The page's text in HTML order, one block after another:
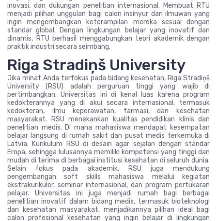
inovasi, dan dukungan penelitian internasional. Membuat RTU
menjadi pilihan unggulan bagi calon insinyur dan ilmuwan yang
ingin mengembangkan keterampilan mereka sesuai dengan
standar global. Dengan lingkungan belajar yang inovatif dan
dinamis, RTU berhasil menggabungkan teori akademik dengan
praktik industri secara seimbang.
Riga Stradiņš University
Jika minat Anda terfokus pada bidang kesehatan, Riga Stradiņš
University (RSU) adalah perguruan tinggi yang wajib di
pertimbangkan. Universitas ini di kenal luas karena program
kedokterannya yang di akui secara internasional, termasuk
kedokteran, ilmu keperawatan, farmasi, dan kesehatan
masyarakat. RSU menekankan kualitas pendidikan klinis dan
penelitian medis. Di mana mahasiswa mendapat kesempatan
belajar langsung di rumah sakit dan pusat medis terkemuka di
Latvia. Kurikulum RSU di desain agar sejalan dengan standar
Eropa, sehingga lulusannya memiliki kompetensi yang tinggi dan
mudah di terima di berbagai institusi kesehatan di seluruh dunia.
Selain fokus pada akademik, RSU juga mendukung
pengembangan soft skills mahasiswa melalui kegiatan
ekstrakurikuler, seminar internasional, dan program pertukaran
pelajar. Universitas ini juga menjadi rumah bagi berbagai
penelitian inovatif dalam bidang medis, termasuk bioteknologi
dan kesehatan masyarakat, menjadikannya pilihan ideal bagi
calon profesional kesehatan yang ingin belajar di lingkungan